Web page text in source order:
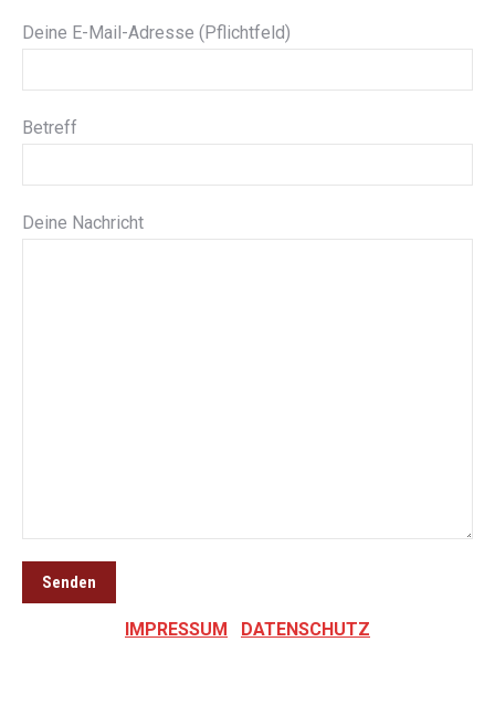
Deine E-Mail-Adresse (Pflichtfeld)
Betreff
Deine Nachricht
IMPRESSUM DATENSCHUTZ